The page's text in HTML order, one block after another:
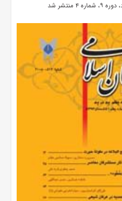
منتشر شد